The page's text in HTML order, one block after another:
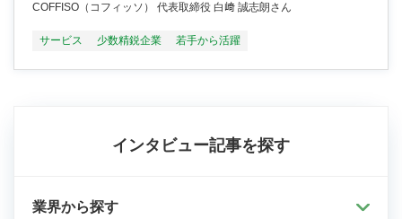
COFFISO（コフィッソ） 代表取締役 白﨑 誠志朗さん
サービス 少数精鋭企業 若手から活躍
インタビュー記事を探す
業界から探す